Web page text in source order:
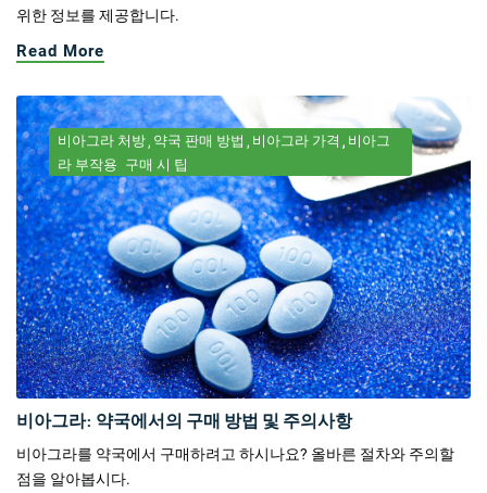
위한 정보를 제공합니다.
Read More
비아그라 처방 약국 판매 방법 비아그라 가격
비아그
라 부작용 구매 시 팁
비아그라: 약국에서의 구매 방법 및 주의사항
비아그라를 약국에서 구매하려고 하시나요? 올바른 절차와 주의할
점을 알아봅시다.